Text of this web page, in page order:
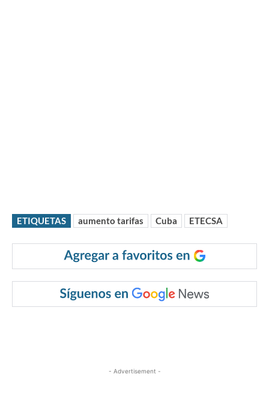
ETIQUETAS aumento tarifas Cuba ETECSA
- Advertisement -